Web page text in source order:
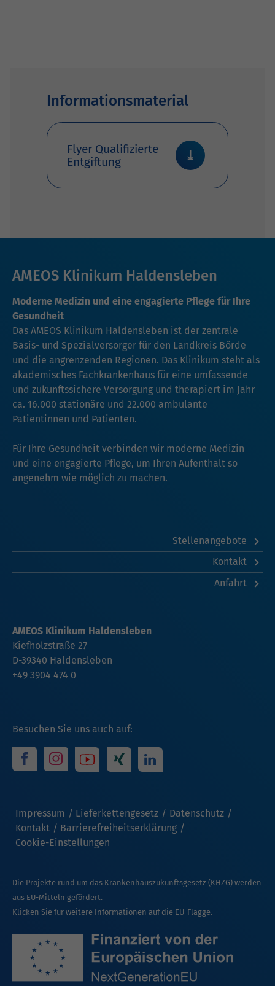
Informationsmaterial
Flyer Qualifizierte
Entgiftung
AMEOS Klinikum Haldensleben
Moderne Medizin und eine engagierte Pflege für Ihre
Gesundheit
Das AMEOS Klinikum Haldensleben ist der zentrale
Basis- und Spezialversorger für den Landkreis Börde
und die angrenzenden Regionen. Das Klinikum steht als
akademisches Fachkrankenhaus für eine umfassende
und zukunftssichere Versorgung und therapiert im Jahr
ca. 16.000 stationäre und 22.000 ambulante
Patientinnen und Patienten.
Für Ihre Gesundheit verbinden wir moderne Medizin
und eine engagierte Pflege, um Ihren Aufenthalt so
angenehm wie möglich zu machen.
Stellenangebote
Kontakt
Anfahrt
Besuchen Sie uns auch auf:
Impressum Lieferkettengesetz
Datenschutz
Kontakt
Barrierefreiheitserklärung
Cookie-Einstellungen
AMEOS Klinikum Haldensleben
Kiefholzstraße 27
D-39340 Haldensleben
+49 3904 474 0
Die Projekte rund um das Krankenhauszukunftsgesetz (KHZG) werden
aus EU-Mitteln gefördert.
Klicken Sie für weitere Informationen auf die EU-Flagge.